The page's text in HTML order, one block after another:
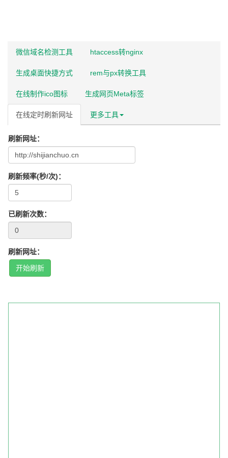
微信域名检测工具 htaccess转nginx
生成桌面快捷方式 rem与px转换工具
在线制作ico图标 生成网页Meta标签
在线定时刷新网址 更多工具
刷新网址：
刷新频率(秒/次)：
已刷新次数：
刷新网址：